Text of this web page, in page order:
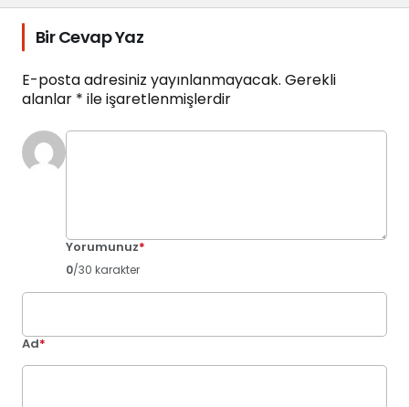
Bir Cevap Yaz
E-posta adresiniz yayınlanmayacak. Gerekli
alanlar * ile işaretlenmişlerdir
Yorumunuz*
0/30 karakter
Ad*